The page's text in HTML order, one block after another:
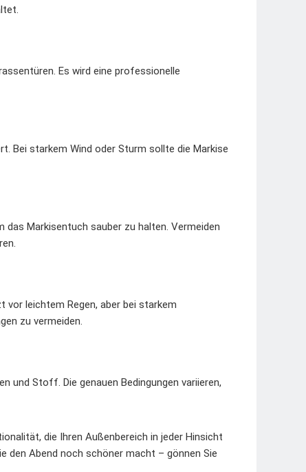
Es wird eine professionelle
Bei starkem Wind oder Sturm sollte die Markise
das Markisentuch sauber zu halten. Vermeiden
leichtem Regen, aber bei starkem
zu vermeiden.
und Stoff. Die genauen Bedingungen variieren,
die Ihren Außenbereich in jeder Hinsicht
den Abend noch schöner macht – gönnen Sie